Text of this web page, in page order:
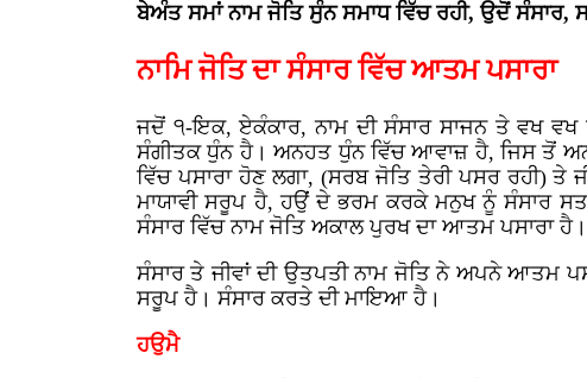
ਬੇਅੰਤ ਸਮਾਂ ਨਾਮ ਜੋਤਿ ਸੁੰਨ ਸਮਾਧ ਵਿੱਚ ਰਹੀ, ਉਦੋਂ ਸੰਸਾਰ,
ਨਾਮਿ ਜੋਤਿ ਦਾ ਸੰਸਾਰ ਵਿੱਚ ਆਤਮ ਪਸਾਰਾ
ਜਦੋਂ ੧-ਇਕ, ਏਕੰਕਾਰ, ਨਾਮ ਦੀ ਸੰਸਾਰ ਸਾਜਨ ਤੇ ਵਖ
ਸੰਗੀਤਕ ਧੁੰਨ ਹੈ। ਅਨਹਤ ਧੁੰਨ ਵਿੱਚ ਆਵਾਜ਼ ਹੈ, ਜਿਸ ਤੋਂ
ਵਿੱਚ ਪਸਾਰਾ ਹੋਣ ਲਗਾ, (ਸਰਬ ਜੋਤਿ ਤੇਰੀ ਪਸਰ ਰਹੀ)
ਮਾਯਾਵੀ ਸਰੂਪ ਹੈ, ਹਉਂ ਦੇ ਭਰਮ ਕਰਕੇ ਮਨੁਖ ਨੂੰ ਸੰਸਾਰ
ਸੰਸਾਰ ਵਿੱਚ ਨਾਮ ਜੋਤਿ ਅਕਾਲ ਪੁਰਖ ਦਾ ਆਤਮ ਪਸਾਰਾ ਹੈ।
ਸੰਸਾਰ ਤੇ ਜੀਵਾਂ ਦੀ ਉਤਪਤੀ ਨਾਮ ਜੋਤਿ ਨੇ ਅਪਨੇ ਆਤਮ
ਸਰੂਪ ਹੈ। ਸੰਸਾਰ ਕਰਤੇ ਦੀ ਮਾਇਆ ਹੈ।
ਹਉਮੈ